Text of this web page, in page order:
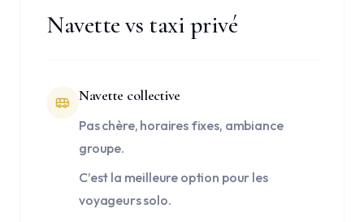
Navette vs taxi privé
Navette collective
Pas chère, horaires fixes, ambiance
groupe.
C’est la meilleure option pour les
voyageurs solo.